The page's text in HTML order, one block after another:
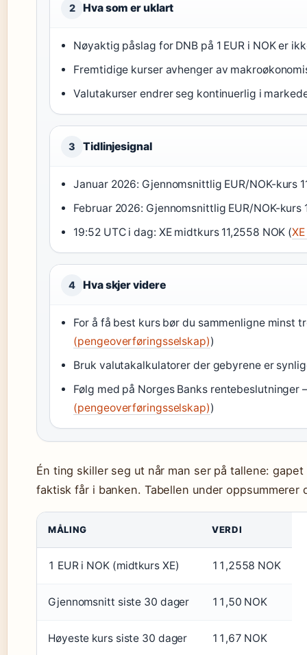
2 Hva som er uklart
Nøyaktig påslag for DNB på 1 EUR i NOK er
Fremtidige kurser avhenger av
Valutakurser endrer seg kontinuerlig i
3 Tidlinjesignal
Januar 2026: Gjennomsnittlig EUR/NOK-kurs
Februar 2026: Gjennomsnittlig EUR/NOK-kurs
19:52 UTC i dag: XE midtkurs 11,2558 NOK (
4 Hva skjer videre
For å få best kurs bør du sammenligne minst
(pengeoverføringsselskap))
Bruk valutakalkulatorer der gebyrene er
Følg med på Norges Banks rentebeslutninger
(pengeoverføringsselskap))
Én ting skiller seg ut når man ser på tallene:
faktisk får i banken. Tabellen under oppsummerer
MÅLING VERDI
1 EUR i NOK (midtkurs XE) 11,2558 NOK
Gjennomsnitt siste 30 dager 11,50 NOK
Høyeste kurs siste 30 dager 11,67 NOK